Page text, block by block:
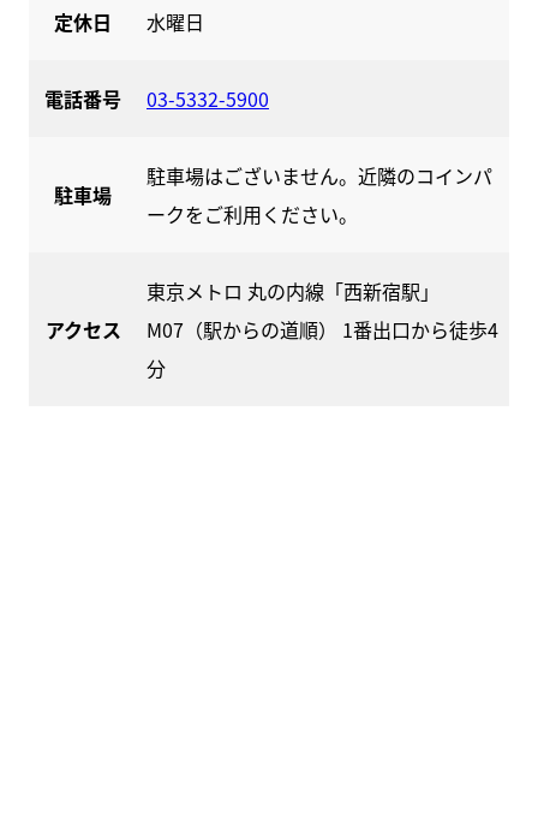
定休日 水曜日
電話番号 03-5332-5900
駐車場
駐車場はございません。​近隣のコインパ
ークをご利用ください。
アクセス
東京メトロ 丸の内線「西新宿駅」
M07（駅からの道順） 1番出口から徒歩4
分